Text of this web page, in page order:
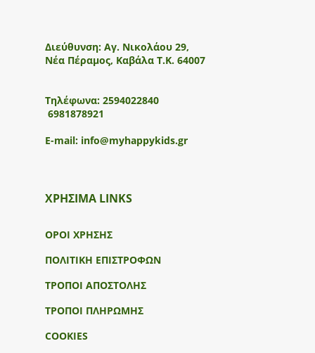
Διεύθυνση: Αγ. Νικολάου 29,
Νέα Πέραμος, Καβάλα Τ.Κ. 64007
Τηλέφωνα: 2594022840
6981878921
E-mail: info@myhappykids.gr
ΧΡΗΣΙΜΑ LINKS
ΟΡΟΙ ΧΡΗΣΗΣ
ΠΟΛΙΤΙΚΗ ΕΠΙΣΤΡΟΦΩΝ
ΤΡΟΠΟΙ ΑΠΟΣΤΟΛΗΣ
ΤΡΟΠΟΙ ΠΛΗΡΩΜΗΣ
COOKIES